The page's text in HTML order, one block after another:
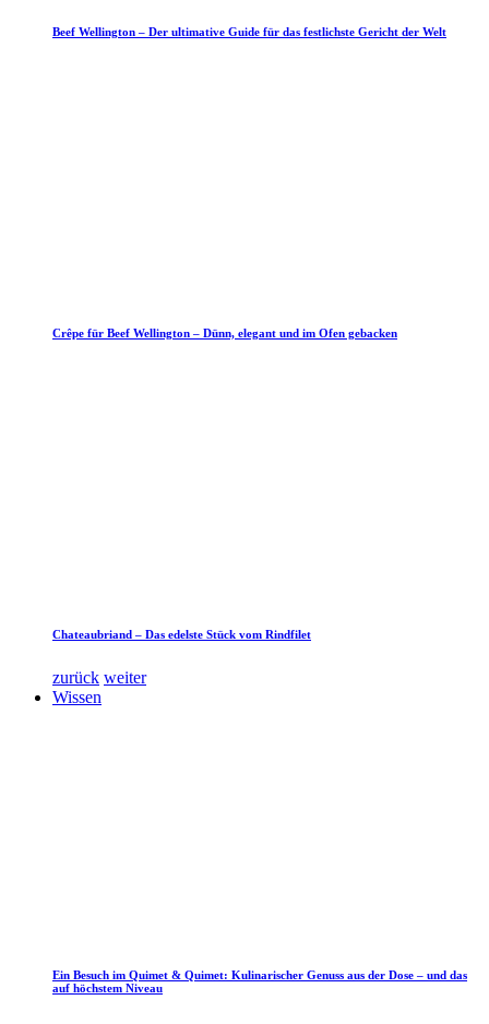
Beef Wellington – Der ultimative Guide für das festlichste Gericht der Welt
Crêpe für Beef Wellington – Dünn, elegant und im Ofen gebacken
Chateaubriand – Das edelste Stück vom Rindfilet
zurück weiter
Wissen
Ein Besuch im Quimet & Quimet: Kulinarischer Genuss aus der Dose – und das
auf höchstem Niveau